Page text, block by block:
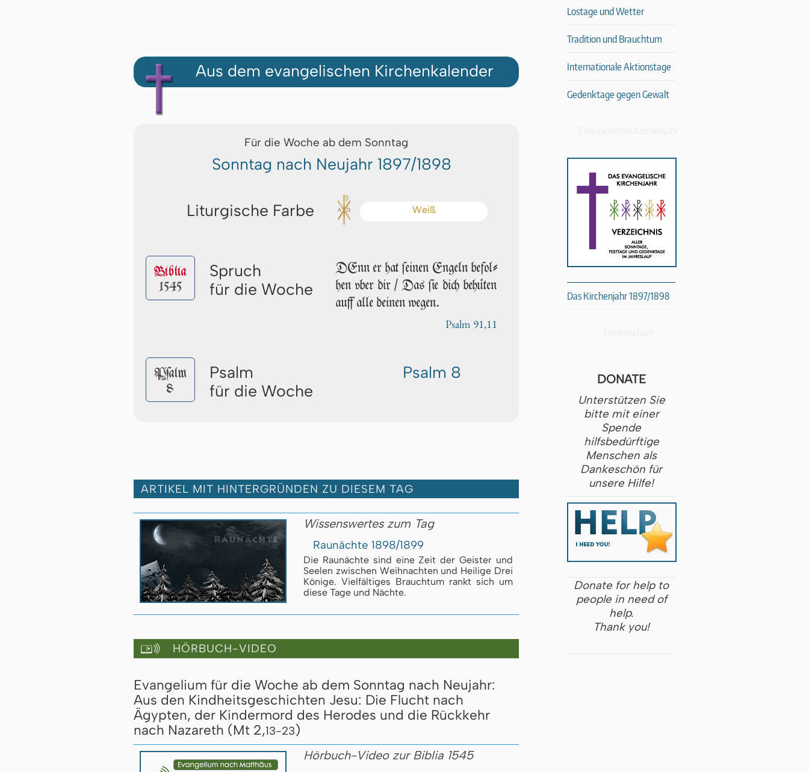
Aus dem evangelischen Kirchenkalender
Für die Woche ab dem Sonntag
Sonntag nach Neujahr 1897/1898
Liturgische Farbe Weiß
Biblia
1545
Spruch
für die Woche
DEnn er hat ſei­nen Engeln be­fol­
hen vber dir / Das ſie dich behüten
auff alle deinen wegen.
Psalm 91,11
Pſalm
8
Psalm
für die Woche
Psalm 8
ARTIKEL MIT HINTERGRÜNDEN ZU DIESEM TAG
Wissenswertes zum Tag
Raunächte 1898/1899
Die Raunächte sind eine Zeit der Geister und
Seelen zwischen Weihnachten und Heilige Drei
Könige. Vielfältiges Brauchtum rankt sich um
diese Tage und Nächte.
 HÖRBUCH-VIDEO
Evangelium für die Woche ab dem Sonntag nach Neujahr:
Aus den Kindheitsgeschichten Jesu: Die Flucht nach
Ägypten, der Kindermord des Herodes und die Rückkehr
nach Nazareth (Mt 2,13-23)
Hörbuch-Video zur Biblia 1545
Lostage und Wetter
Tradition und Brauchtum
Internationale Aktionstage
Gedenktage gegen Gewalt
Das Kirchenjahr 1897/1898
DONATE
Unterstützen Sie
bitte mit einer
Spende
hilfsbedürftige
Menschen als
Dankeschön für
unsere Hilfe!
Donate for help to
people in need of
help.
Thank you!